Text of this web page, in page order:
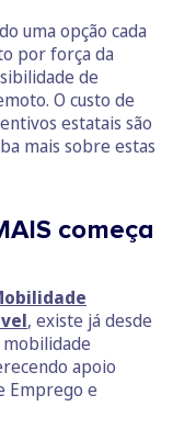
uma opção cada
por força da
de
O custo de
estatais são
mais sobre estas
começa
, existe já desde
apoio
Emprego e